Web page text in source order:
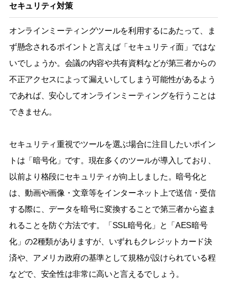
セキュリティ対策
オンラインミーティングツールを利用するにあたって、ま
ず懸念されるポイントと言えば「セキュリティ面」ではな
いでしょうか。会議の内容や共有資料などが第三者からの
不正アクセスによって漏えいしてしまう可能性があるよう
であれば、安心してオンラインミーティングを行うことは
できません。
セキュリティ重視でツールを選ぶ場合に注目したいポイン
トは「暗号化」です。現在多くのツールが導入しており、
以前より格段にセキュリティが向上しました。暗号化と
は、動画や画像・文章等をインターネット上で送信・受信
する際に、データを暗号に変換することで第三者から盗ま
れることを防ぐ方法です。「SSL暗号化」と「AES暗号
化」の2種類がありますが、いずれもクレジットカード決
済や、アメリカ政府の基準として規格が設けられている程
などで、安全性は非常に高いと言えるでしょう。